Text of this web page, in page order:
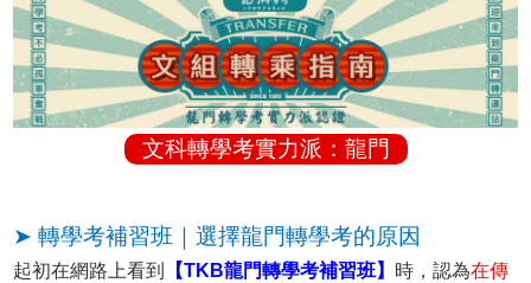
文科轉學考實力派：龍門
➤ 轉學考補習班｜選擇龍門轉學考的原因
起初在網路上看到 【TKB龍門轉學考補習班】 時，認為在傳